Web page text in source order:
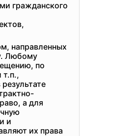
гражданского
направленных
Любому
по
т.п.,
а для
и
их права